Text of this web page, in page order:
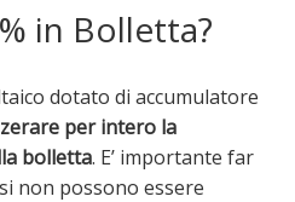
in Bolletta?
dotato di accumulatore
per intero la
bolletta. E’ importante far
non possono essere